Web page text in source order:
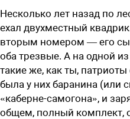
Несколько лет назад по
ехал двухместный
вторым номером — его
оба трезвые. А на одной
такие же, как ты,
была у них баранина (или
«каберне-самогона», и
общем, полный комплект,